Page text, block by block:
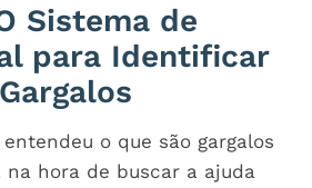
Sistema de
para Identificar
o que são gargalos
hora de buscar a ajuda